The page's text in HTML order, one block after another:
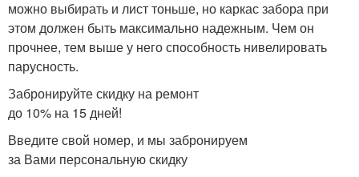
можно выбирать и лист тоньше, но каркас забора при
этом должен быть максимально надежным. Чем он
прочнее, тем выше у него способность нивелировать
парусность.
Забронируйте скидку на ремонт
до 10% на 15 дней!
Введите свой номер, и мы забронируем
за Вами персональную скидку